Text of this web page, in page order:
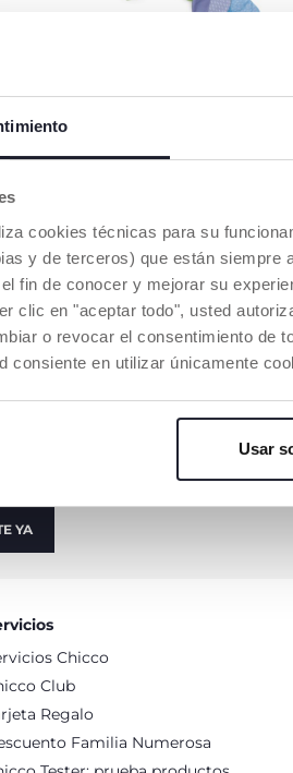
cookies técnicas para su
y de terceros) que están
fin de conocer y mejorar su
clic en "aceptar todo", usted
o revocar el consentimiento de
consiente en utilizar únicamente
Usar
anterior:€ 22,94 -18%
18,89
AÑADIR A LA CESTA
tu compra online
YA
Chicco
Club
Regalo
Familia Numerosa